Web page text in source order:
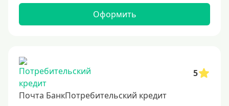
Оформить
5
Почта БанкПотребительский кредит